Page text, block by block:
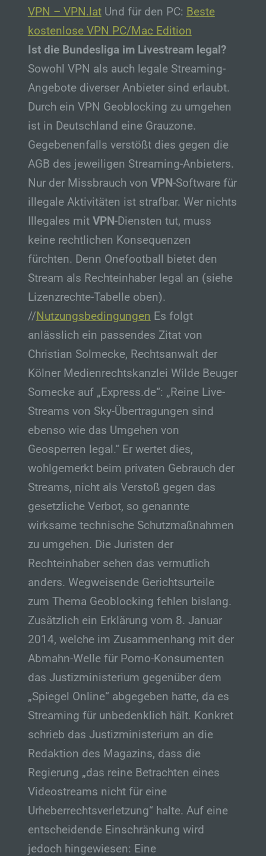
VPN – VPN.latUnd für den PC: Beste
kostenlose VPN PC/Mac Edition
Ist die Bundesliga im Livestream legal?
Sowohl VPN als auch legale Streaming-
Angebote diverser Anbieter sind erlaubt.
Durch ein VPN Geoblocking zu umgehen
ist in Deutschland eine Grauzone.
Gegebenenfalls verstößt dies gegen die
AGB des jeweiligen Streaming-Anbieters.
Nur der Missbrauch von VPN-Software für
illegale Aktivitäten ist strafbar. Wer nichts
Illegales mit VPN-Diensten tut, muss
keine rechtlichen Konsequenzen
fürchten. Denn Onefootball bietet den
Stream als Rechteinhaber legal an (siehe
Lizenzrechte-Tabelle oben).
//Nutzungsbedingungen Es folgt
anlässlich ein passendes Zitat von
Christian Solmecke, Rechtsanwalt der
Kölner Medienrechtskanzlei Wilde Beuger
Somecke auf „Express.de“: „Reine Live-
Streams von Sky-Übertragungen sind
ebenso wie das Umgehen von
Geosperren legal.“ Er wertet dies,
wohlgemerkt beim privaten Gebrauch der
Streams, nicht als Verstoß gegen das
gesetzliche Verbot, so genannte
wirksame technische Schutzmaßnahmen
zu umgehen. Die Juristen der
Rechteinhaber sehen das vermutlich
anders. Wegweisende Gerichtsurteile
zum Thema Geoblocking fehlen bislang.
Zusätzlich ein Erklärung vom 8. Januar
2014, welche im Zusammenhang mit der
Abmahn-Welle für Porno-Konsumenten
das Justizministerium gegenüber dem
„Spiegel Online“ abgegeben hatte, da es
Streaming für unbedenklich hält. Konkret
schrieb das Justizministerium an die
Redaktion des Magazins, dass die
Regierung „das reine Betrachten eines
Videostreams nicht für eine
Urheberrechtsverletzung“ halte. Auf eine
entscheidende Einschränkung wird
jedoch hingewiesen: Eine
Lage, Gesundheit, persönlicher Vorlieben,
Interessen, Zuverlässigkeit, Verhalten,
Aufenthaltsort oder Ortswechsel dieser
vorherzusagen.
personenbezogener Daten in einer Weise,
auf welche die personenbezogenen Daten
ohne Hinzuziehung zusätzlicher
Informationen nicht mehr einer spezifischen
können, sofern diese zusätzlichen
Informationen gesondert aufbewahrt werden
Maßnahmen unterliegen, die gewährleisten,
dass die personenbezogenen Daten nicht
einer identifizierten oder identifizierbaren
natürlichen Person zugewiesen werden.
g) Verantwortlicher oder für die
Verarbeitung Verantwortlicher
Verantwortlicher oder für die Verarbeitung
Verantwortlicher ist die natürliche oder
juristische Person, Behörde, Einrichtung
oder andere Stelle, die allein oder
gemeinsam mit anderen über die Zwecke
und Mittel der Verarbeitung von
Sind die Zwecke und Mittel dieser
Verarbeitung durch das Unionsrecht oder
das Recht der Mitgliedstaaten vorgegeben,
so kann der Verantwortliche
beziehungsweise können die bestimmten
Kriterien seiner Benennung nach dem
Unionsrecht oder dem Recht der
h) Auftragsverarbeiter
Auftragsverarbeiter ist eine natürliche oder
juristische Person, Behörde, Einrichtung
oder andere Stelle, die personenbezogene
Daten im Auftrag des Verantwortlichen
verarbeitet.
Person, Behörde, Einrichtung oder andere
Stelle, der personenbezogene Daten
offengelegt werden, unabhängig davon, ob
es sich bei ihr um einen Dritten handelt oder
nicht. Behörden, die im Rahmen eines
bestimmten Untersuchungsauftrags nach
dem Unionsrecht oder dem Recht der
personenbezogene Daten erhalten, gelten
jedoch nicht als Empfänger.
j) Dritter
Dritter ist eine natürliche oder juristische
Person, Behörde, Einrichtung oder andere
Stelle außer der betroffenen Person, dem
Verantwortlichen, dem Auftragsverarbeiter
unmittelbaren Verantwortung des
Verantwortlichen oder des
Auftragsverarbeiters befugt sind, die
personenbezogenen Daten zu verarbeiten.